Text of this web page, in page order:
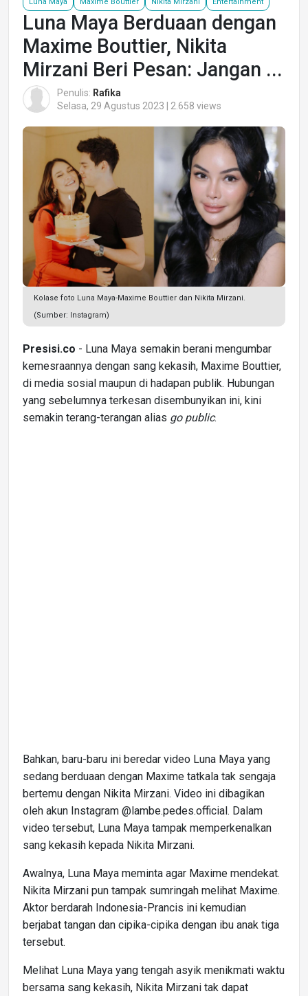
Luna Maya Berduaan dengan
Maxime Bouttier, Nikita
Mirzani Beri Pesan: Jangan ...
Penulis: Rafika
Selasa, 29 Agustus 2023 | 2.658 views
Kolase foto Luna Maya-Maxime Bouttier dan Nikita Mirzani.
(Sumber: Instagram)
Presisi.co - Luna Maya semakin berani mengumbar
kemesraannya dengan sang kekasih, Maxime Bouttier,
di media sosial maupun di hadapan publik. Hubungan
yang sebelumnya terkesan disembunyikan ini, kini
semakin terang-terangan alias go public.
Bahkan, baru-baru ini beredar video Luna Maya yang
sedang berduaan dengan Maxime tatkala tak sengaja
bertemu dengan Nikita Mirzani. Video ini dibagikan
oleh akun Instagram @lambe.pedes.official. Dalam
video tersebut, Luna Maya tampak memperkenalkan
sang kekasih kepada Nikita Mirzani.
Awalnya, Luna Maya meminta agar Maxime mendekat.
Nikita Mirzani pun tampak sumringah melihat Maxime.
Aktor berdarah Indonesia-Prancis ini kemudian
berjabat tangan dan cipika-cipika dengan ibu anak tiga
tersebut.
Melihat Luna Maya yang tengah asyik menikmati waktu
bersama sang kekasih, Nikita Mirzani tak dapat